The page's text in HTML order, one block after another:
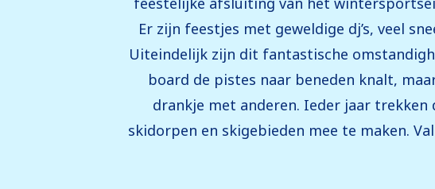
Er zijn feestjes met geweldige dj’s, veel
Uiteindelijk zijn dit fantastische
board de pistes naar beneden knalt,
drankje met anderen. Ieder jaar
skidorpen en skigebieden mee te maken.